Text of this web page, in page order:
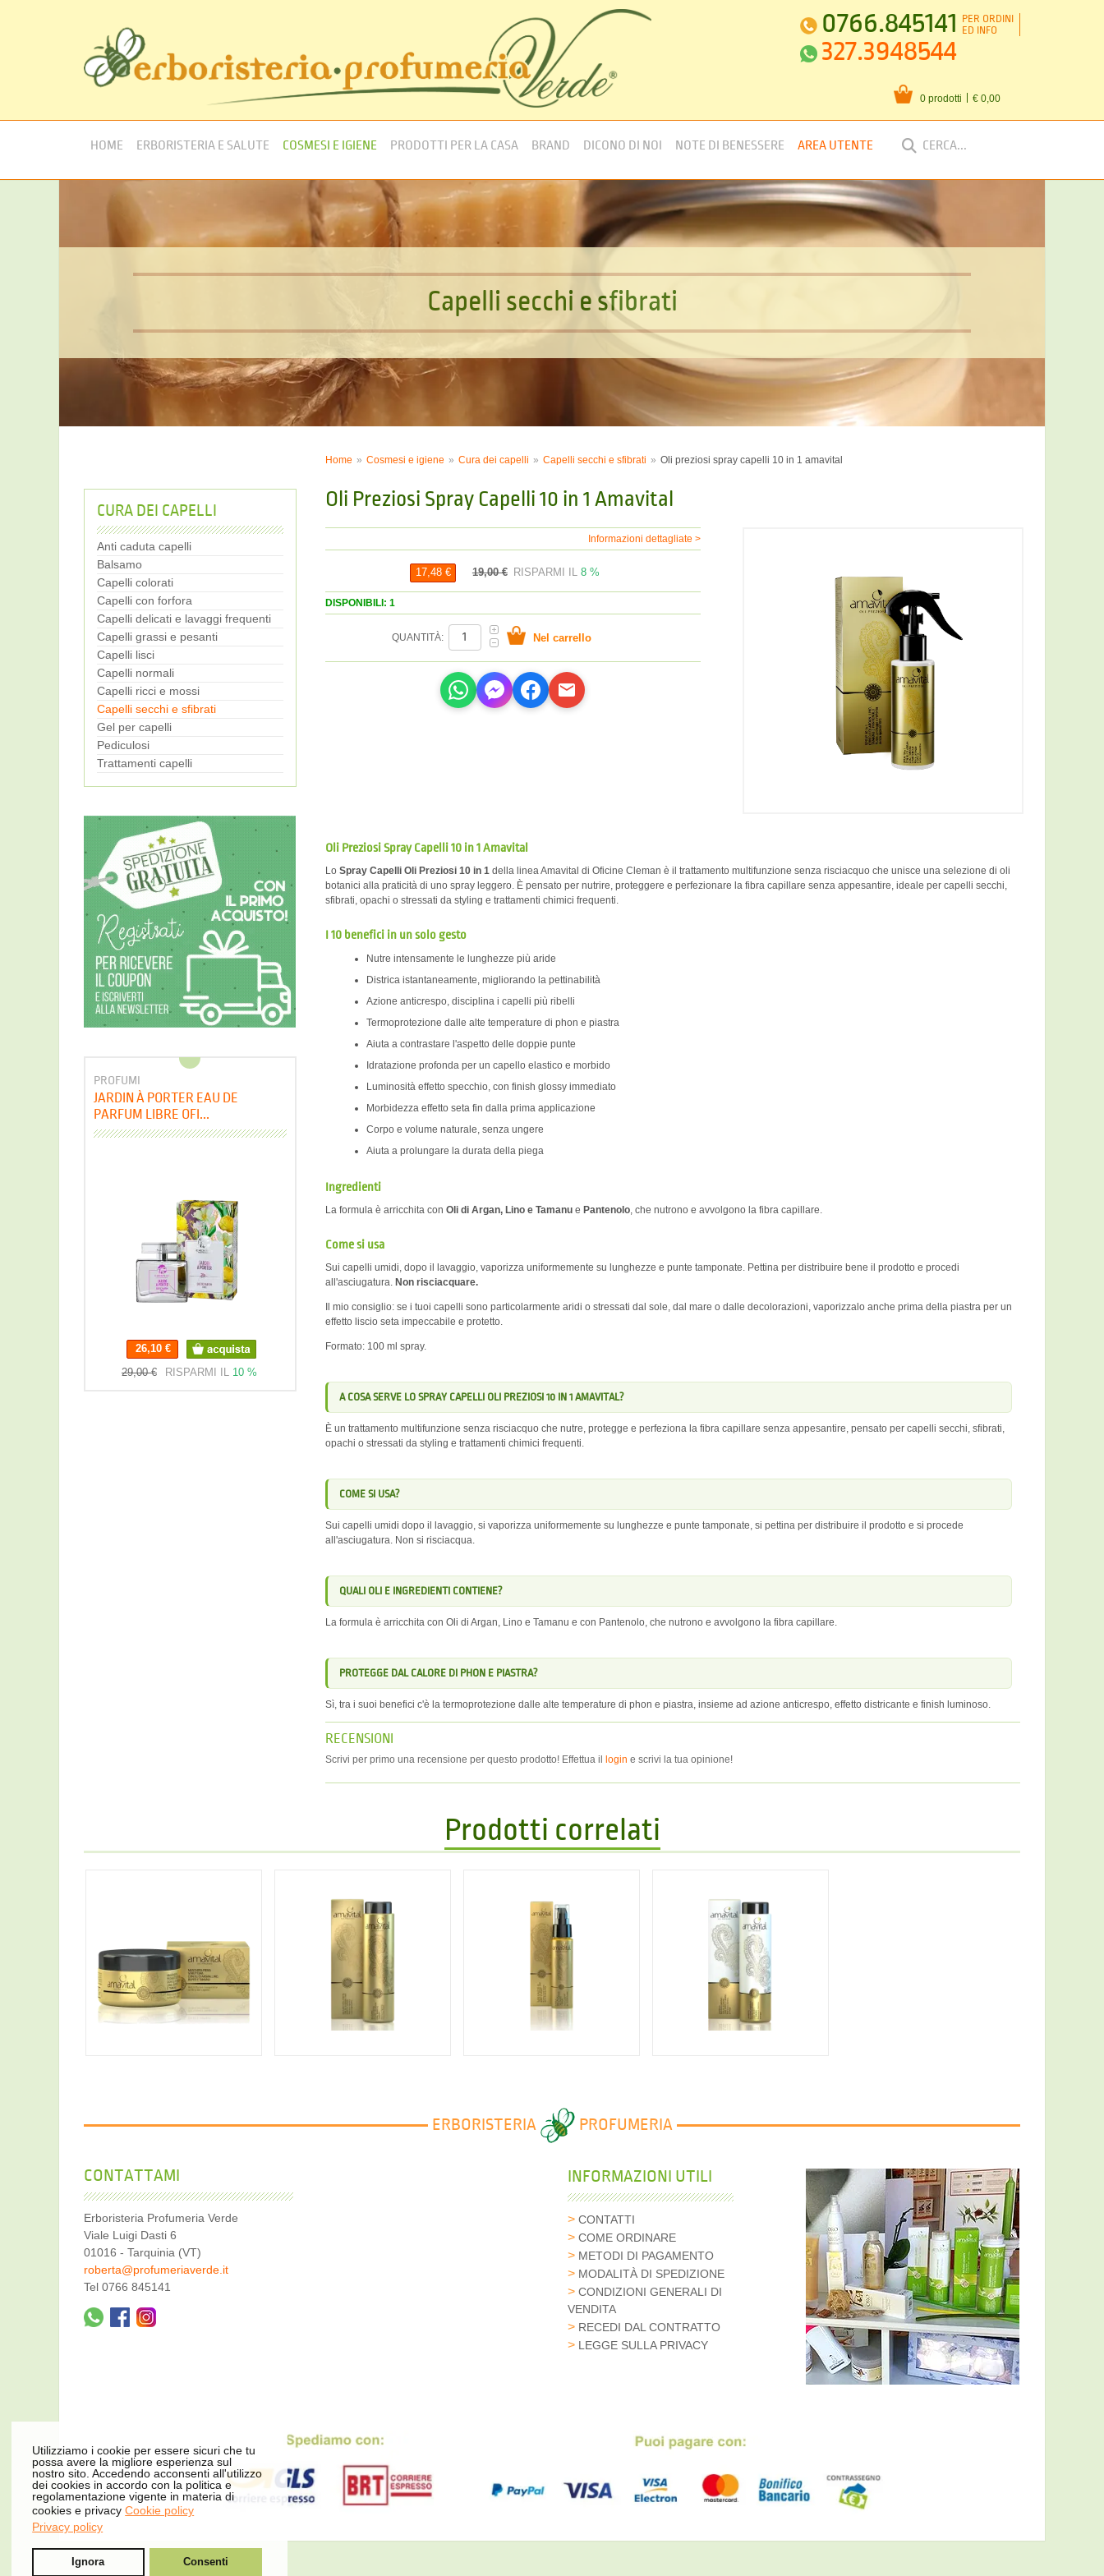
Utilizziamo i cookie per essere sicuri che tu
possa avere la migliore esperienza sul
nostro sito. Accedendo acconsenti all'utilizzo
dei cookies in accordo con la politica e
regolamentazione vigente in materia di
cookies e privacy Cookie policy
Privacy policy
Ignora Consenti
0766.845141
327.3948544
PER ORDINI
ED INFO
0 prodotti € 0,00
HOME ERBORISTERIA E SALUTE COSMESI E IGIENE PRODOTTI PER LA CASA BRAND DICONO DI NOI NOTE DI BENESSERE AREA UTENTE
Capelli secchi e sfibrati
Home Cosmesi e igiene Cura dei capelli Capelli secchi e sfibrati Oli preziosi spray capelli 10 in 1 amavital
Oli Preziosi Spray Capelli 10 in 1 Amavital
Informazioni dettagliate >
17,48 € 19,00 € RISPARMI IL 8 %
DISPONIBILI: 1
QUANTITÀ:
Oli Preziosi Spray Capelli 10 in 1 Amavital
Lo Spray Capelli Oli Preziosi 10 in 1della linea Amavital di Oficine Cleman è il trattamento multifunzione senza risciacquo che unisce una selezione di oli
botanici alla praticità di uno spray leggero. È pensato per nutrire, proteggere e perfezionare la fibra capillare senza appesantire, ideale per capelli secchi,
sfibrati, opachi o stressati da styling e trattamenti chimici frequenti.
I 10 benefici in un solo gesto
Nutre intensamente le lunghezze più aride
Districa istantaneamente, migliorando la pettinabilità
Azione anticrespo, disciplina i capelli più ribelli
Termoprotezione dalle alte temperature di phon e piastra
Aiuta a contrastare l'aspetto delle doppie punte
Idratazione profonda per un capello elastico e morbido
Luminosità effetto specchio, con finish glossy immediato
Morbidezza effetto seta fin dalla prima applicazione
Corpo e volume naturale, senza ungere
Aiuta a prolungare la durata della piega
Ingredienti
La formula è arricchita con Oli di Argan, Lino e Tamanue Pantenolo, che nutrono e avvolgono la fibra capillare.
Come si usa
Sui capelli umidi, dopo il lavaggio, vaporizza uniformemente su lunghezze e punte tamponate. Pettina per distribuire bene il prodotto e procedi
all'asciugatura. Non risciacquare.
Il mio consiglio: se i tuoi capelli sono particolarmente aridi o stressati dal sole, dal mare o dalle decolorazioni, vaporizzalo anche prima della piastra per un
effetto liscio seta impeccabile e protetto.
Formato: 100 ml spray.
A COSA SERVE LO SPRAY CAPELLI OLI PREZIOSI 10 IN 1 AMAVITAL?
È un trattamento multifunzione senza risciacquo che nutre, protegge e perfeziona la fibra capillare senza appesantire, pensato per capelli secchi, sfibrati,
opachi o stressati da styling e trattamenti chimici frequenti.
COME SI USA?
Sui capelli umidi dopo il lavaggio, si vaporizza uniformemente su lunghezze e punte tamponate, si pettina per distribuire il prodotto e si procede
all'asciugatura. Non si risciacqua.
QUALI OLI E INGREDIENTI CONTIENE?
La formula è arricchita con Oli di Argan, Lino e Tamanu e con Pantenolo, che nutrono e avvolgono la fibra capillare.
PROTEGGE DAL CALORE DI PHON E PIASTRA?
Sì, tra i suoi benefici c'è la termoprotezione dalle alte temperature di phon e piastra, insieme ad azione anticrespo, effetto districante e finish luminoso.
RECENSIONI
Scrivi per primo una recensione per questo prodotto! Effettua il login e scrivi la tua opinione!
CURA DEI CAPELLI
Anti caduta capelli
Balsamo
Capelli colorati
Capelli con forfora
Capelli delicati e lavaggi frequenti
Capelli grassi e pesanti
Capelli lisci
Capelli normali
Capelli ricci e mossi
Capelli secchi e sfibrati
Gel per capelli
Pediculosi
Trattamenti capelli
PROFUMI
JARDIN À PORTER EAU DE
PARFUM LIBRE OFI...
26,10 €
29,00 € RISPARMI IL 10 %
Prodotti correlati
14,31 € 20,70 € 13,41 €
ERBORISTERIA PROFUMERIA
CONTATTAMI
Erboristeria Profumeria Verde
Viale Luigi Dasti 6
01016 - Tarquinia (VT)
roberta@profumeriaverde.it
Tel 0766 845141
INFORMAZIONI UTILI
CONTATTI
COME ORDINARE
METODI DI PAGAMENTO
MODALITÀ DI SPEDIZIONE
CONDIZIONI GENERALI DI
VENDITA
RECEDI DAL CONTRATTO
LEGGE SULLA PRIVACY